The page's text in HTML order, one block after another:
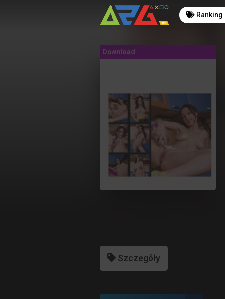
Ranking
Download
Szczegóły